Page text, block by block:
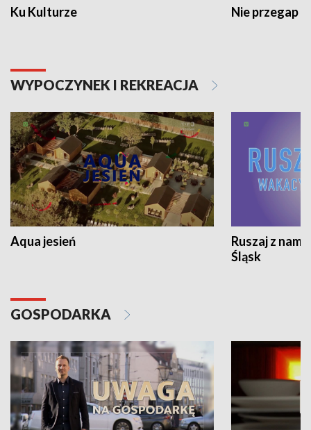
Ku Kulturze Nie przegap
WYPOCZYNEK I REKREACJA
Aqua jesień
Ruszaj z
Śląsk
GOSPODARKA